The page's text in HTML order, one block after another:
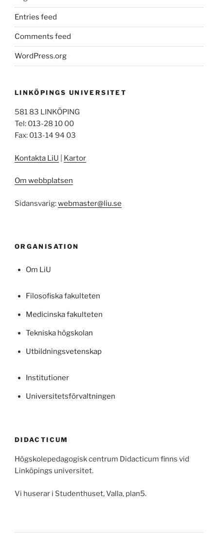
Entries feed
Comments feed
WordPress.org
LINKÖPINGS UNIVERSITET
581 83 LINKÖPING
Tel: 013-28 10 00
Fax: 013-14 94 03
Kontakta LiU Kartor
Om webbplatsen
Sidansvarig:webmaster@liu.se
ORGANISATION
Om LiU
Filosofiska fakulteten
Medicinska fakulteten
Tekniska högskolan
Utbildningsvetenskap
Institutioner
Universitetsförvaltningen
DIDACTICUM
Högskolepedagogisk centrum Didacticum finns vid
Linköpings universitet.
Vi huserar i Studenthuset, Valla, plan5.